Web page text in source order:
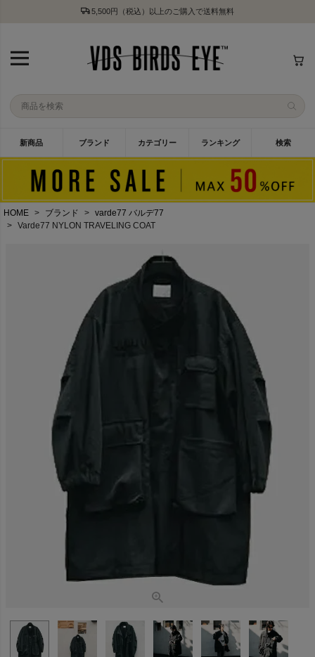
5,500円（税込）以上のご購入で送料無料
新商品 ブランド カテゴリー ランキング 検索
HOME ブランド
varde77 バルデ77
Varde77 NYLON TRAVELING COAT